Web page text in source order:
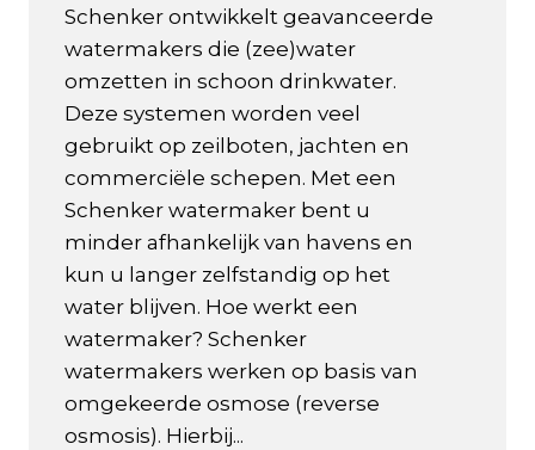
Schenker ontwikkelt geavanceerde
watermakers die (zee)water
omzetten in schoon drinkwater.
Deze systemen worden veel
gebruikt op zeilboten, jachten en
commerciële schepen. Met een
Schenker watermaker bent u
minder afhankelijk van havens en
kun u langer zelfstandig op het
water blijven. Hoe werkt een
watermaker? Schenker
watermakers werken op basis van
omgekeerde osmose (reverse
osmosis). Hierbij...